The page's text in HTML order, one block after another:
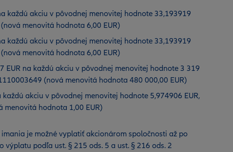
každú akciu v pôvodnej menovitej hodnote 33,193919
menovitá hodnota 6,00 EUR)
každú akciu v pôvodnej menovitej hodnote 33,193919
menovitá hodnota 6,00 EUR)
EUR na každú akciu v pôvodnej menovitej hodnote 3 319
(nová menovitá hodnota 480 000,00 EUR)
každú akciu v pôvodnej menovitej hodnote 5,974906 EUR,
menovitá hodnota 1,00 EUR)
je možné vyplatiť akcionárom spoločnosti až po
podľa ust. § 215 ods. 5 a ust. § 216 ods. 2